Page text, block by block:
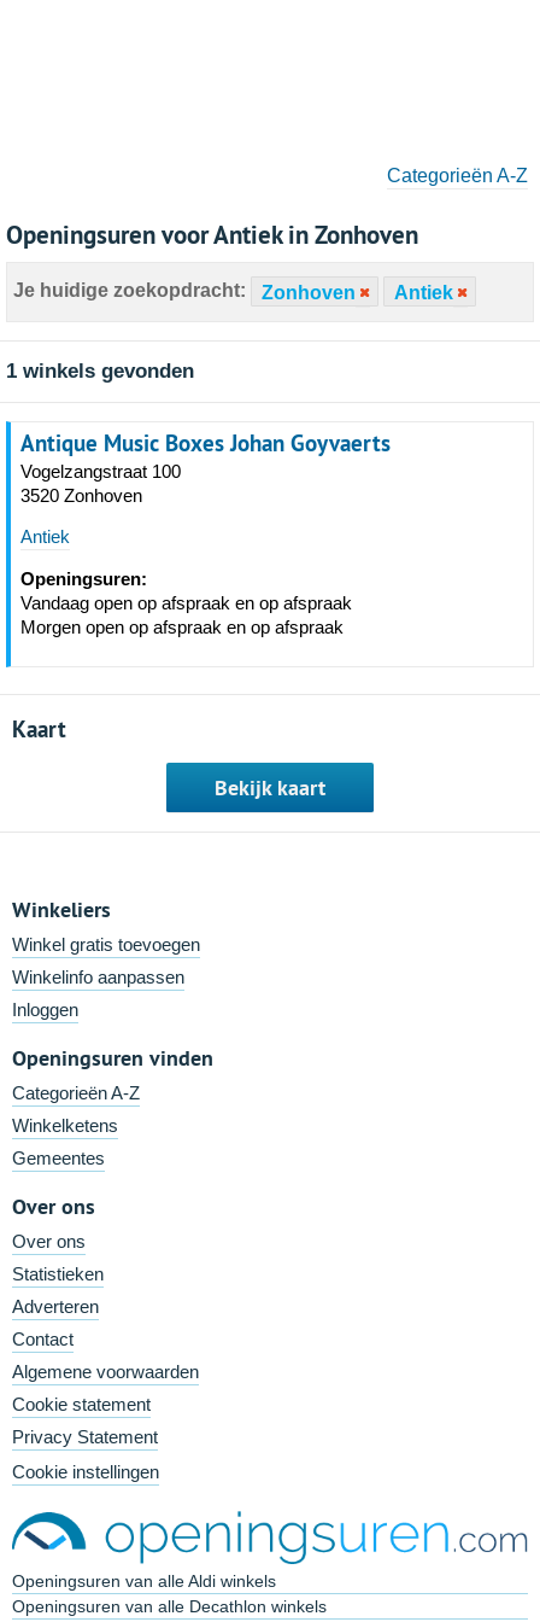
Categorieën A-Z
Openingsuren voor Antiek in Zonhoven
Je huidige zoekopdracht: Zonhoven Antiek
1 winkels gevonden
Antique Music Boxes Johan Goyvaerts
Vogelzangstraat 100
3520 Zonhoven
Antiek
Openingsuren:
Vandaag open op afspraak en op afspraak
Morgen open op afspraak en op afspraak
Kaart
Bekijk kaart
Winkeliers
Winkel gratis toevoegen
Winkelinfo aanpassen
Inloggen
Openingsuren vinden
Categorieën A-Z
Winkelketens
Gemeentes
Over ons
Over ons
Statistieken
Adverteren
Contact
Algemene voorwaarden
Cookie statement
Privacy Statement
Cookie instellingen
Openingsuren van alle Aldi winkels
Openingsuren van alle Decathlon winkels